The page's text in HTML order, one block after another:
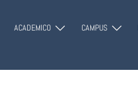
ACADEMICO CAMPUS